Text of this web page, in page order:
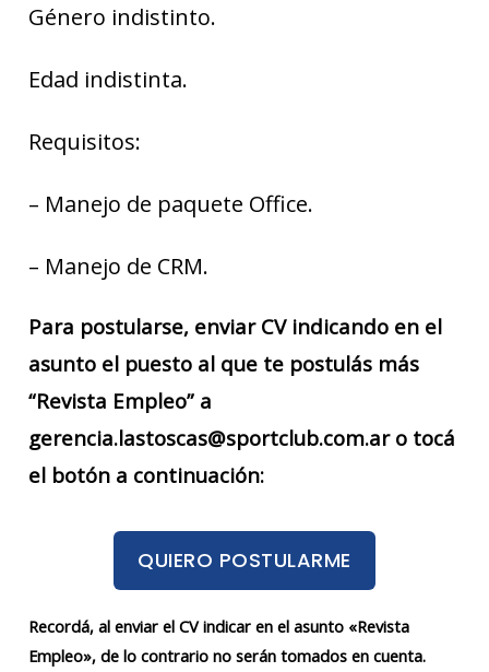
Género indistinto.
Edad indistinta.
Requisitos:
– Manejo de paquete Office.
– Manejo de CRM.
Para postularse, enviar CV indicando en el
asunto el puesto al que te postulás más
“Revista Empleo” a
gerencia.lastoscas@sportclub.com.ar o tocá
el botón a continuación:
QUIERO POSTULARME
Recordá, al enviar el CV indicar en el asunto «Revista
Empleo», de lo contrario no serán tomados en cuenta.